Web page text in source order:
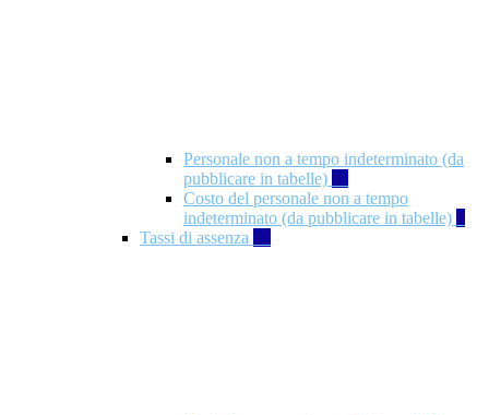
Personale non a tempo indeterminato (da
pubblicare in tabelle) 11
Costo del personale non a tempo
indeterminato (da pubblicare in tabelle) 8
Tassi di assenza 12